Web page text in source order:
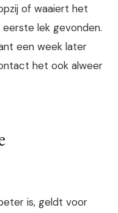
of waaiert het
lek gevonden.
een week later
het ook alweer
is, geldt voor